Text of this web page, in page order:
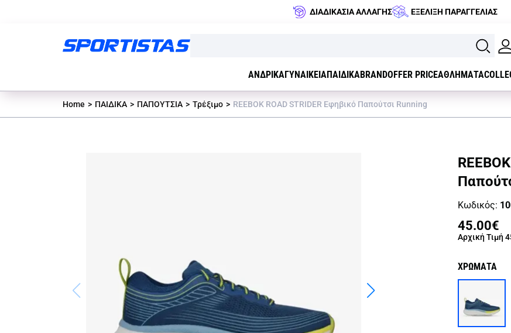
ΔΙΑΔΙΚΑΣΙΑ ΑΛΛΑΓΗΣ ΕΞΕΛΙΞΗ ΠΑΡΑΓΓΕΛΙΑΣ
ΑΝΔΡΙΚΑΓΥΝΑΙΚΕΙΑΠΑΙΔΙΚΑBRANDOFFER PRICEΑΘΛΗΜΑΤΑ
Home ΠΑΙΔΙΚΑ ΠΑΠΟΥΤΣΙΑ Τρέξιμο REEBOK ROAD STRIDER Εφηβικό Παπούτσι Running
Κωδικός:
45.00€
Αρχική Τιμή
ΧΡΩΜΑΤΑ